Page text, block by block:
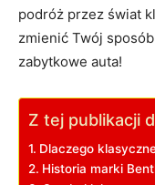
podróż przez świat
zmienić Twój
zabytkowe auta!
Z tej publikacji
Dlaczego
Historia marki​